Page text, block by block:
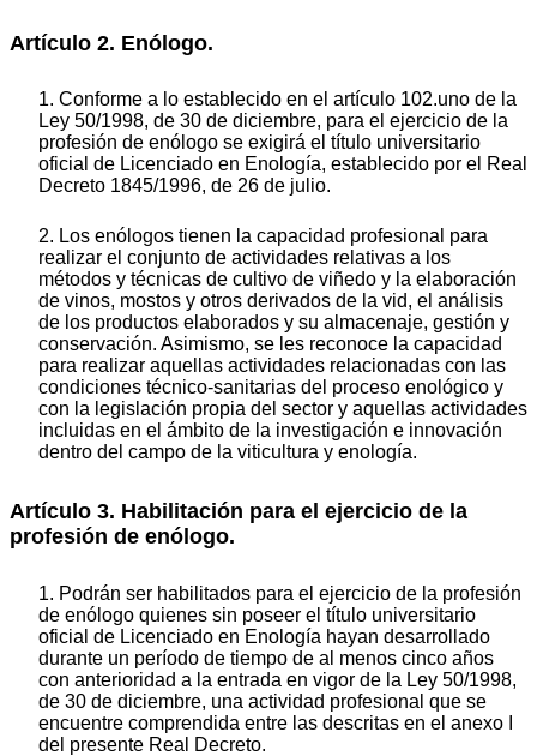
Artículo 2. Enólogo.
1. Conforme a lo establecido en el artículo 102.uno de la
Ley 50/1998, de 30 de diciembre, para el ejercicio de la
profesión de enólogo se exigirá el título universitario
oficial de Licenciado en Enología, establecido por el Real
Decreto 1845/1996, de 26 de julio.
2. Los enólogos tienen la capacidad profesional para
realizar el conjunto de actividades relativas a los
métodos y técnicas de cultivo de viñedo y la elaboración
de vinos, mostos y otros derivados de la vid, el análisis
de los productos elaborados y su almacenaje, gestión y
conservación. Asimismo, se les reconoce la capacidad
para realizar aquellas actividades relacionadas con las
condiciones técnico-sanitarias del proceso enológico y
con la legislación propia del sector y aquellas actividades
incluidas en el ámbito de la investigación e innovación
dentro del campo de la viticultura y enología.
Artículo 3. Habilitación para el ejercicio de la
profesión de enólogo.
1. Podrán ser habilitados para el ejercicio de la profesión
de enólogo quienes sin poseer el título universitario
oficial de Licenciado en Enología hayan desarrollado
durante un período de tiempo de al menos cinco años
con anterioridad a la entrada en vigor de la Ley 50/1998,
de 30 de diciembre, una actividad profesional que se
encuentre comprendida entre las descritas en el anexo I
del presente Real Decreto.